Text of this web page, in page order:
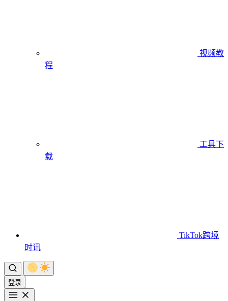
视频教
程
工具下
载
TikTok跨境
时讯
登录